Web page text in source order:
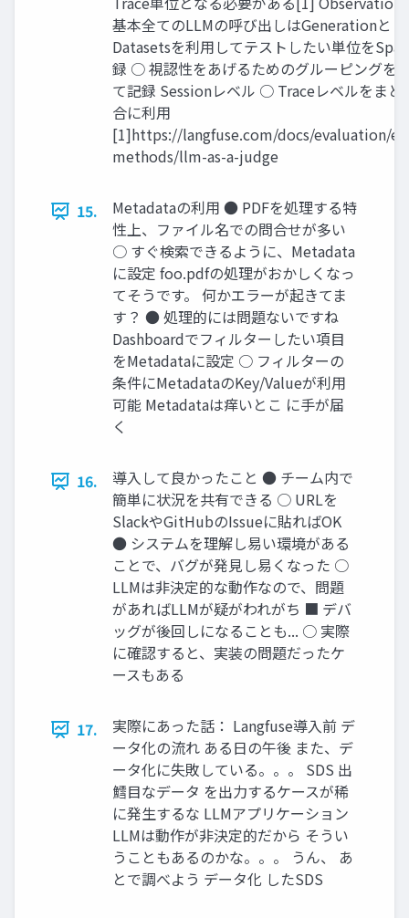
基本全てのLLMの呼び出しはGenerationと
Datasetsを利用してテストしたい単位を
録 ○ 視認性をあげるためのグルーピングを
て記録 Sessionレベル ○ Traceレベルをまと
合に利用
[1]https://langfuse.com/docs/evaluation/
methods/llm-as-a-judge
15.
Metadataの利用 ● PDFを処理する特
性上、ファイル名での問合せが多い
○ すぐ検索できるように、Metadata
に設定 foo.pdfの処理がおかしくなっ
てそうです。 何かエラーが起きてま
す？ ● 処理的には問題ないですね
Dashboardでフィルターしたい項目
をMetadataに設定 ○ フィルターの
条件にMetadataのKey/Valueが利用
可能 Metadataは痒いとこ に手が届
く
16.
導入して良かったこと ● チーム内で
簡単に状況を共有できる ○ URLを
SlackやGitHubのIssueに貼ればOK
● システムを理解し易い環境がある
ことで、バグが発見し易くなった ○
LLMは非決定的な動作なので、問題
があればLLMが疑がわれがち ■ デバ
ッグが後回しになることも... ○ 実際
に確認すると、実装の問題だったケ
ースもある
17.
実際にあった話： Langfuse導入前 デ
ータ化の流れ ある日の午後 また、デ
ータ化に失敗している。。。 SDS 出
鱈目なデータ を出力するケースが稀
に発生するな LLMアプリケーション
LLMは動作が非決定的だから そうい
うこともあるのかな。。。 うん、 あ
とで調べよう データ化 したSDS